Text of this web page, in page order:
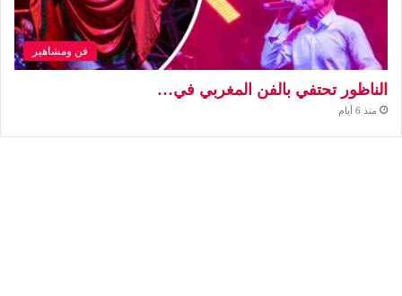
فن ومشاهير
الناظور تحتفي بالفن المغربي في…
منذ 6 أيام